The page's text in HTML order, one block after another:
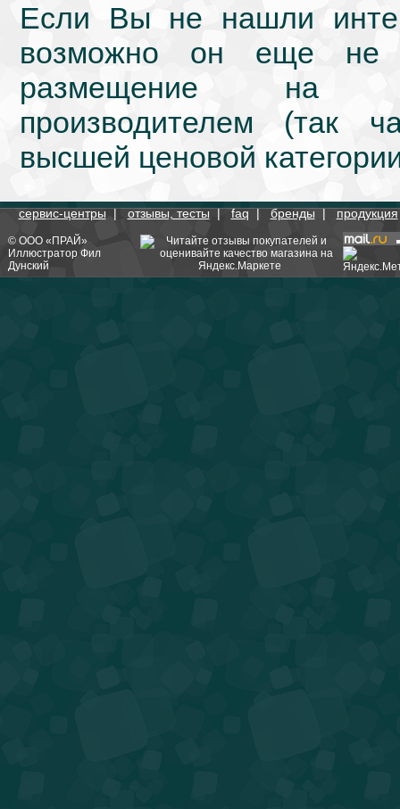
Если Вы не нашли
возможно он еще не
размещение на
производителем (так
высшей ценовой
сервис-центры|отзывы, тесты|faq|бренды|продукция
© ООО «ПРАЙ»
Иллюстратор Фил
Дунский